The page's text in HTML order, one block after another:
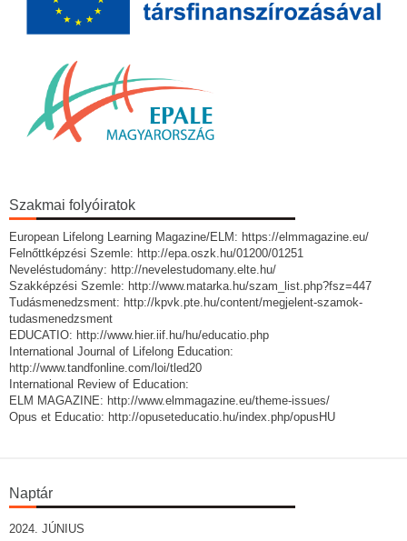
Szakmai folyóiratok
European Lifelong Learning Magazine/ELM: https://elmmagazine.eu/
Felnőttképzési Szemle: http://epa.oszk.hu/01200/01251
Neveléstudomány: http://nevelestudomany.elte.hu/
Szakképzési Szemle: http://www.matarka.hu/szam_list.php?fsz=447
Tudásmenedzsment: http://kpvk.pte.hu/content/megjelent-szamok-
tudasmenedzsment
EDUCATIO: http://www.hier.iif.hu/hu/educatio.php
International Journal of Lifelong Education:
http://www.tandfonline.com/loi/tled20
International Review of Education:
ELM MAGAZINE: http://www.elmmagazine.eu/theme-issues/
Opus et Educatio: http://opuseteducatio.hu/index.php/opusHU
Naptár
2024. JÚNIUS